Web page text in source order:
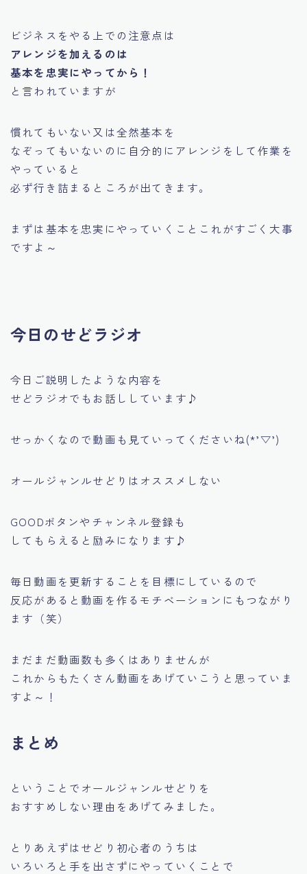
ビジネスをやる上での注意点は
アレンジを加えるのは
基本を忠実にやってから！
と言われていますが
慣れてもいない又は全然基本を
なぞってもいないのに自分的にアレンジをして作業を
やっていると
必ず行き詰まるところが出てきます。
まずは基本を忠実にやっていくことこれがすごく大事
ですよ～
今日のせどラジオ
今日ご説明したような内容を
せどラジオでもお話ししています♪
せっかくなので動画も見ていってくださいね(*’▽’)
オールジャンルせどりはオススメしない
GOODボタンやチャンネル登録も
してもらえると励みになります♪
毎日動画を更新することを目標にしているので
反応があると動画を作るモチベーションにもつながり
ます（笑）
まだまだ動画数も多くはありませんが
これからもたくさん動画をあげていこうと思っていま
すよ～！
まとめ
ということでオールジャンルせどりを
おすすめしない理由をあげてみました。
とりあえずはせどり初心者のうちは
いろいろと手を出さずにやっていくことで